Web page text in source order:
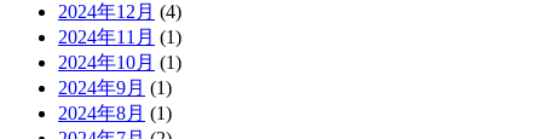
2024年12月 (4)
2024年11月 (1)
2024年10月 (1)
2024年9月 (1)
2024年8月 (1)